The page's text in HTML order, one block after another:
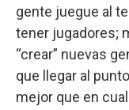
gente juegue al
tener jugadores;
“crear” nuevas
que llegar al
mejor que en